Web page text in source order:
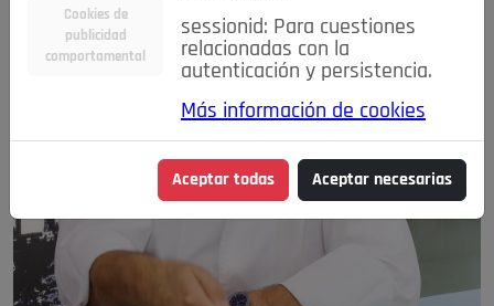
Cookies de
publicidad
comportamental
sessionid: Para cuestiones
relacionadas con la
autenticación y persistencia.
Más información de cookies
Aceptar todas Aceptar necesarias